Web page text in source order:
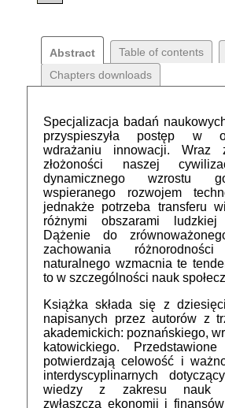
Abstract Table of contents
Chapters downloads
Specjalizacja badań
przyspieszyła postęp w
wdrażaniu innowacji. Wraz
złożoności naszej
dynamicznego wzrostu
wspieranego rozwojem
jednakże potrzeba transferu
różnymi obszarami ludzkiej
Dążenie do
zachowania
naturalnego wzmacnia te
to w szczególności nauk
Książka składa się z
napisanych przez autorów z
akademickich: poznańskiego,
katowickiego.
potwierdzają celowość i
interdyscyplinarnych
wiedzy z zakresu nauk
zwłaszcza ekonomii i